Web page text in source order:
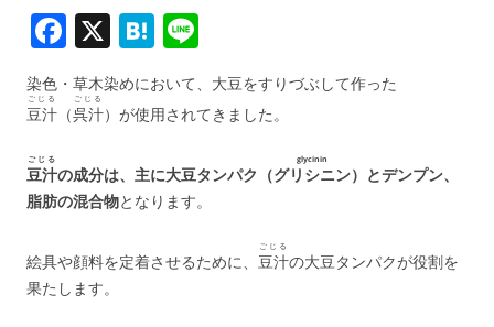
F
a
c
e
b
o
o
k
X H
at
e
n
a
n
e
染色・草木染めにおいて、大豆をすりづぶして作った
豆汁
ごじる
（呉汁
ごじる
）が使用されてきました。
豆汁
ごじる
の成分は、主に大豆タンパク（グリシニン
glycinin
）とデンプン、
脂肪の混合物となります。
絵具や顔料を定着させるために、 豆汁
ごじる
の大豆タンパクが役割を
果たします。